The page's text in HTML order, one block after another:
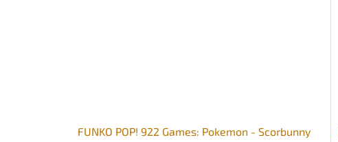
FUNKO POP! 922 Games: Pokemon - Scorbunny